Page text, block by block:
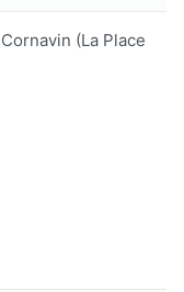
(La Place